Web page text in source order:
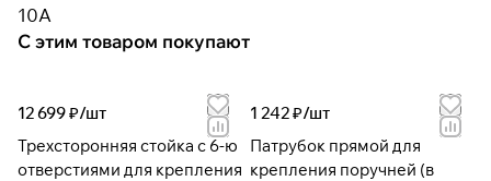
10A
С этим товаром покупают
12 699 ₽/шт
Трехсторонняя стойка с 6-ю
отверстиями для крепления
1 242 ₽/шт
Патрубок прямой для
крепления поручней (в